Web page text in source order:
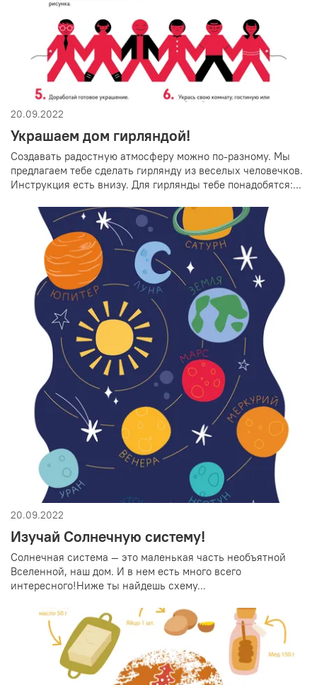
20.09.2022
Украшаем дом гирляндой!
Создавать радостную атмосферу можно по-разному. Мы
предлагаем тебе сделать гирлянду из веселых человечков.
Инструкция есть внизу. Для гирлянды тебе понадобятся:...
20.09.2022
Изучай Солнечную систему!
Солнечная система — это маленькая часть необъятной
Вселенной, наш дом. И в нем есть много всего
интересного!Ниже ты найдешь схему...